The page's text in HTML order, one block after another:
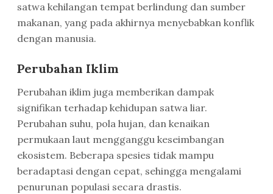
satwa kehilangan tempat berlindung dan sumber
makanan, yang pada akhirnya menyebabkan konflik
dengan manusia.
Perubahan Iklim
Perubahan iklim juga memberikan dampak
signifikan terhadap kehidupan satwa liar.
Perubahan suhu, pola hujan, dan kenaikan
permukaan laut mengganggu keseimbangan
ekosistem. Beberapa spesies tidak mampu
beradaptasi dengan cepat, sehingga mengalami
penurunan populasi secara drastis.